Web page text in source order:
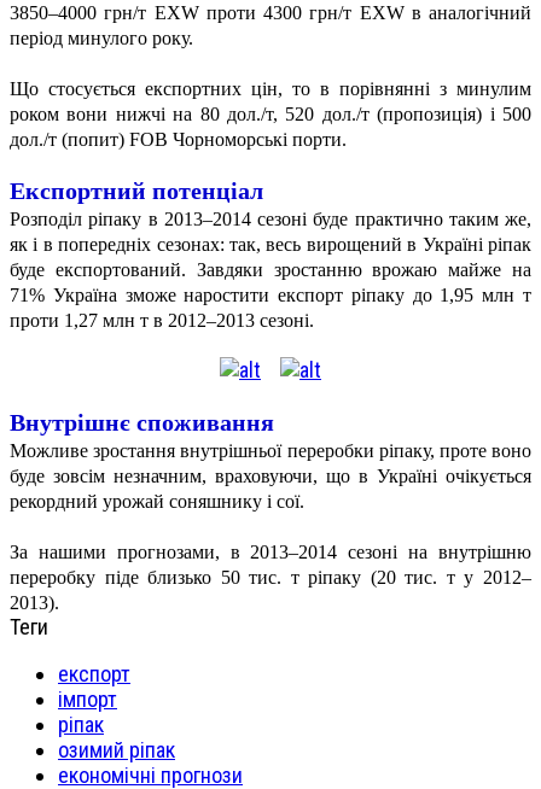
3850–4000 грн/т EXW проти 4300 грн/т EXW в аналогічний
період минулого року.
Що стосується експортних цін, то в порівнянні з минулим
роком вони нижчі на 80 дол./т, 520 дол./т (пропозиція) і 500
дол./т (попит) FOB Чорноморські порти.
Експортний потенціал
Розподіл ріпаку в 2013–2014 сезоні буде практично таким же,
як і в попередніх сезонах: так, весь вирощений в Україні ріпак
буде експортований. Завдяки зростанню врожаю майже на
71% Україна зможе наростити експорт ріпаку до 1,95 млн т
проти 1,27 млн т в 2012–2013 сезоні.
Внутрішнє споживання
Можливе зростання внутрішньої переробки ріпаку, проте воно
буде зовсім незначним, враховуючи, що в Україні очікується
рекордний урожай соняшнику і сої.
За нашими прогнозами, в 2013–2014 сезоні на внутрішню
переробку піде близько 50 тис. т ріпаку (20 тис. т у 2012–
2013).
Теги
експорт
імпорт
ріпак
озимий ріпак
економічні прогнози